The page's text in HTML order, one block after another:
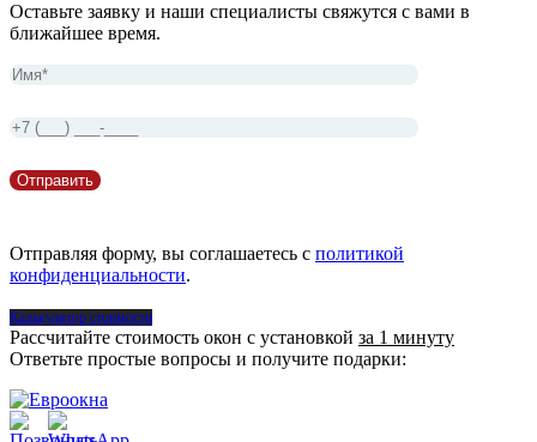
Оставьте заявку и наши специалисты свяжутся с вами в
ближайшее время.
Отправляя форму, вы соглашаетесь с политикой
конфиденциальности.
Калькулятор стоимости
Рассчитайте стоимость окон с установкой за 1 минуту
Ответьте простые вопросы и получите подарки: